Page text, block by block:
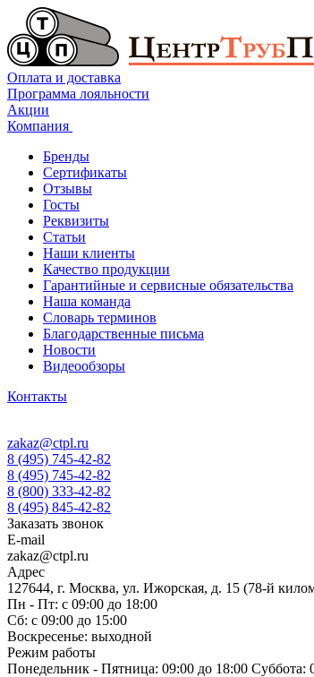
Оплата и доставка
Программа лояльности
Акции
Компания
Бренды
Сертификаты
Отзывы
Госты
Реквизиты
Статьи
Наши клиенты
Качество продукции
Гарантийные и сервисные обязательства
Наша команда
Словарь терминов
Благодарственные письма
Новости
Видеообзоры
Контакты
zakaz@ctpl.ru
8 (495) 745-42-82
8 (495) 745-42-82
8 (800) 333-42-82
8 (495) 845-42-82
Заказать звонок
E-mail
zakaz@ctpl.ru
Адрес
127644, г. Москва, ул. Ижорская, д. 15 (78-й
Пн - Пт: с 09:00 до 18:00
Сб: с 09:00 до 15:00
Воскресенье: выходной
Режим работы
Понедельник - Пятница: 09:00 до 18:00 Суббота: